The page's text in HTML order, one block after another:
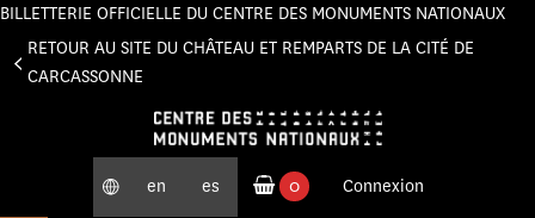
BILLETTERIE OFFICIELLE DU CENTRE DES MONUMENTS NATIONAUX
RETOUR AU SITE DU CHÂTEAU ET REMPARTS DE LA CITÉ DE
CARCASSONNE
en es
0
Connexion
Panneau de gestion des cookies